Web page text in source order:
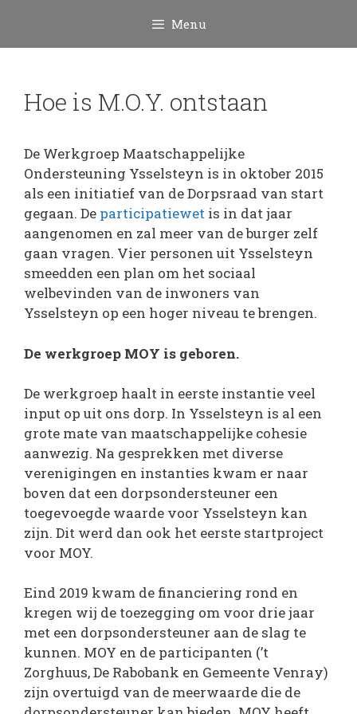
de
Menu
Hoe is M.O.Y. ontstaan
De Werkgroep Maatschappelijke
Ondersteuning Ysselsteyn is in oktober 2015
als een initiatief van de Dorpsraad van start
gegaan. De participatiewet is in dat jaar
aangenomen en zal meer van de burger zelf
gaan vragen. Vier personen uit Ysselsteyn
smeedden een plan om het sociaal
welbevinden van de inwoners van
Ysselsteyn op een hoger niveau te brengen.
De werkgroep MOY is geboren.
De werkgroep haalt in eerste instantie veel
input op uit ons dorp. In Ysselsteyn is al een
grote mate van maatschappelijke cohesie
aanwezig. Na gesprekken met diverse
verenigingen en instanties kwam er naar
boven dat een dorpsondersteuner een
toegevoegde waarde voor Ysselsteyn kan
zijn. Dit werd dan ook het eerste startproject
voor MOY.
Eind 2019 kwam de financiering rond en
kregen wij de toezegging om voor drie jaar
met een dorpsondersteuner aan de slag te
kunnen. MOY en de participanten (’t
Zorghuus, De Rabobank en Gemeente Venray)
zijn overtuigd van de meerwaarde die de